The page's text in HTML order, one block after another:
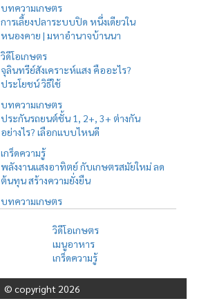
บทความเกษตร
การเลี้ยงปลาระบบปิด หนึ่งเดียวใน
หนองคาย | มหาอำนาจบ้านนา
วิดีโอเกษตร
จุลินทรีย์สังเคราะห์แสง คืออะไร?
ประโยชน์ วิธีใช้
บทความเกษตร
ประกันรถยนต์ชั้น 1, 2+, 3+ ต่างกัน
อย่างไร? เลือกแบบไหนดี
เกร็ดความรู้
พลังงานแสงอาทิตย์ กับเกษตรสมัยใหม่ ลด
ต้นทุน สร้างความยั่งยืน
บทความเกษตร
วิดีโอเกษตร
เมนูอาหาร
เกร็ดความรู้
© copyright 2026